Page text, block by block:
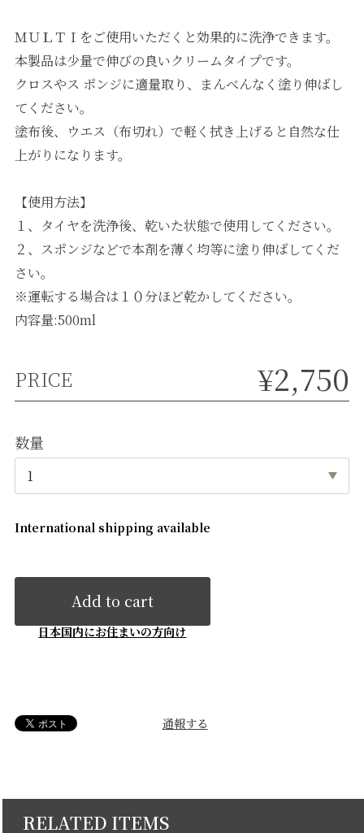
ＭＵＬＴＩをご使用いただくと効果的に洗浄できます。
本製品は少量で伸びの良いクリームタイプです。
クロスやス ポンジに適量取り、まんべんなく塗り伸ばし
てください。
塗布後、ウエス（布切れ）で軽く拭き上げると自然な仕
上がりになります。
【使用方法】
１、タイヤを洗浄後、乾いた状態で使用してください。
２、スポンジなどで本剤を薄く均等に塗り伸ばしてくだ
さい。
※運転する場合は１０分ほど乾かしてください。
内容量:500ml
PRICE ¥2,750
数量
International shipping available
Add to cart
日本国内にお住まいの方向け
通報する
RELATED ITEMS